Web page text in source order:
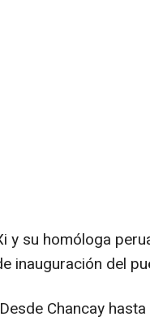
y su homóloga
inauguración del
Chancay